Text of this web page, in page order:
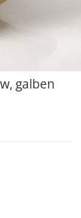
galben